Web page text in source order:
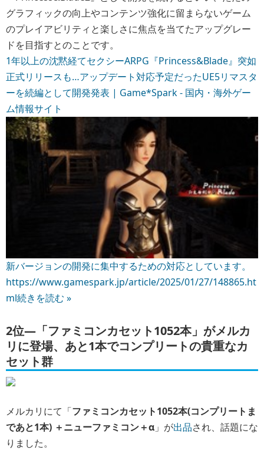
新バージョンの開発に集中するための対応としています。
https://www.gamespark.jp/article/2025/01/27/148865.ht
続きを読む »
2位―「ファミコンカセット1052本」がメルカ
リに登場、あと1本でコンプリートの貴重なカ
メルカリにて「ファミコンカセット1052本(コンプリートま
であと1本) ＋ニューファミコン＋α
その内容は出品名の通り、コンプリートに1本足りないファ
ミコンカセット1052本、「ニューファミコン」、「本当に
面白いファミコン神ゲー BEST 100」、「必勝攻略法」とい
403,000円(税込)、まさにコレクターの集大成と呼ぶべきセ
ット。